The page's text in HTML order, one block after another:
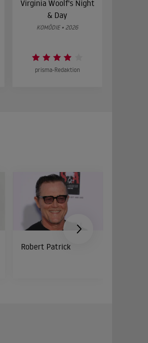
Virginia Woolf's Night
& Day
KOMÖDIE • 2026
prisma-Redaktion
Robert Patrick